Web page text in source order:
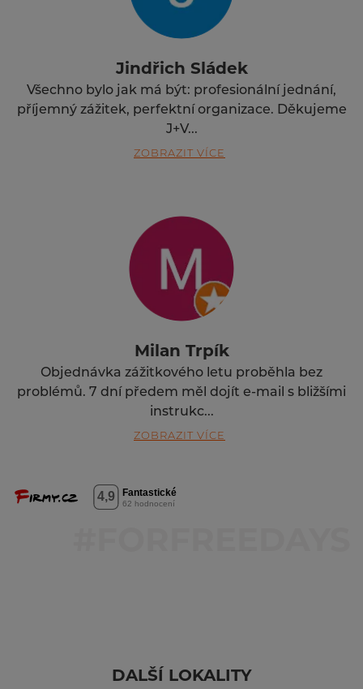
Jindřich Sládek
Všechno bylo jak má být: profesionální jednání,
příjemný zážitek, perfektní organizace. Děkujeme
J+V...
ZOBRAZIT VÍCE
Milan Trpík
Objednávka zážitkového letu proběhla bez
problémů. 7 dní předem měl dojít e-mail s bližšími
instrukc...
ZOBRAZIT VÍCE
DALŠÍ LOKALITY